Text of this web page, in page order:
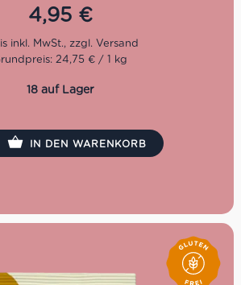
ernähren wollen.
4,95 €
24,75 € / 1 kg
18 auf Lager
IN DEN WARENKORB